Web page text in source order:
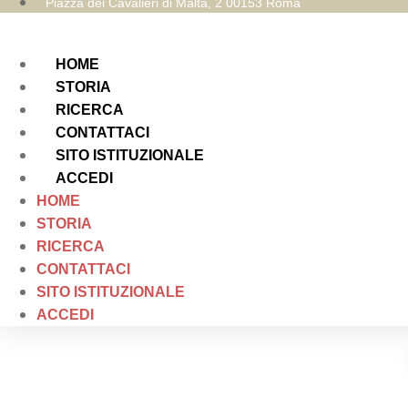
HOME
STORIA
RICERCA
CONTATTACI
SITO ISTITUZIONALE
ACCEDI
HOME
STORIA
RICERCA
CONTATTACI
SITO ISTITUZIONALE
ACCEDI